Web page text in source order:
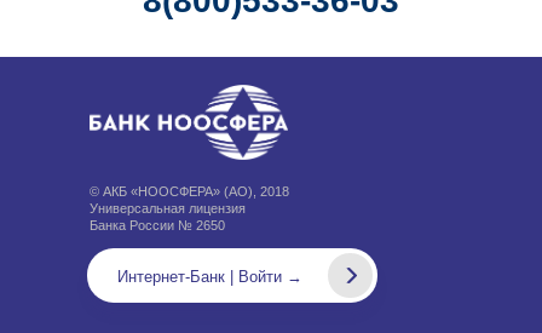
Интернет-Банк | Войти →
© АКБ «НООСФЕРА» (АО), 2018
Универсальная лицензия
Банка России № 2650